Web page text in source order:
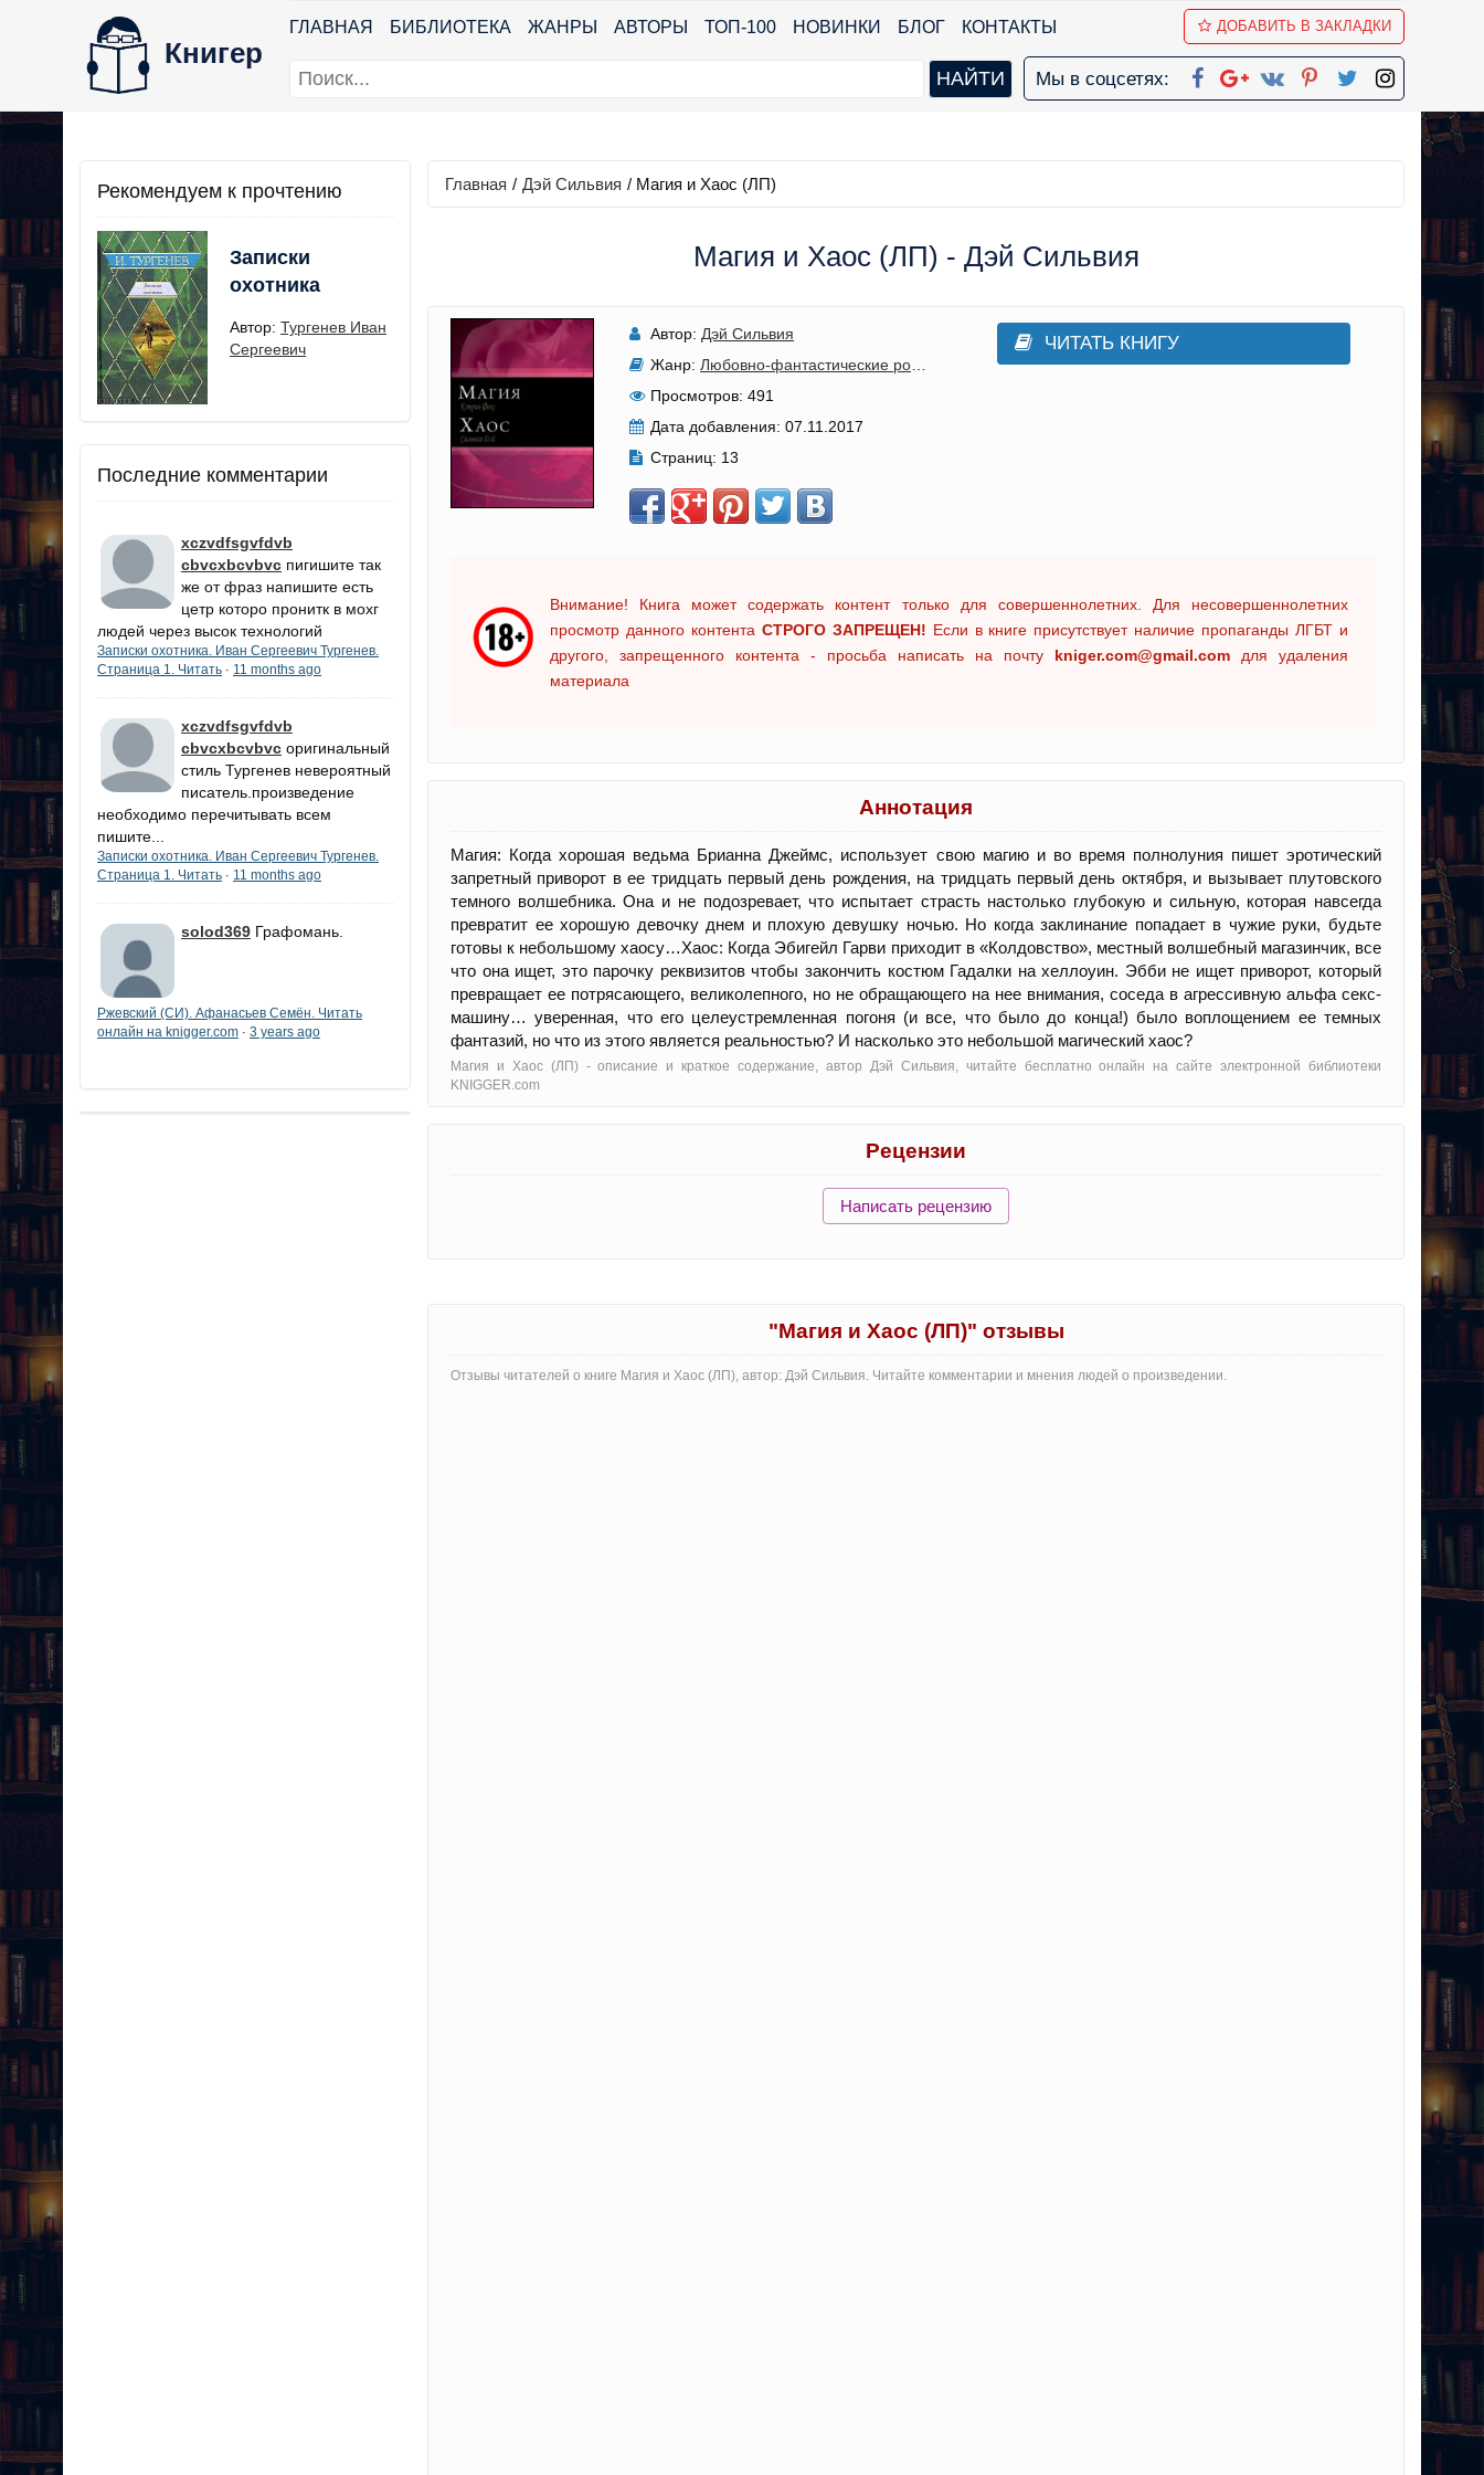
Книгер
ГЛАВНАЯ БИБЛИОТЕКА ЖАНРЫ АВТОРЫ ТОП-100 НОВИНКИ БЛОГ КОНТАКТЫ ДОБАВИТЬ В ЗАКЛАДКИ
Мы в соцсетях:
Рекомендуем к прочтению
Записки
охотника
Автор: Тургенев Иван
Сергеевич
Последние комментарии
xczvdfsgvfdvb
cbvcxbcvbvc пигишите так
же от фраз напишите есть
цетр которо пронитк в мохг
людей через высок технологий
Записки охотника. Иван Сергеевич Тургенев.
Страница 1. Читать · 11 months ago
xczvdfsgvfdvb
cbvcxbcvbvc оригинальный
стиль Тургенев невероятный
писатель.произведение
необходимо перечитывать всем
пишите...
Записки охотника. Иван Сергеевич Тургенев.
Страница 1. Читать · 11 months ago
solod369 Графомань.
Ржевский (СИ). Афанасьев Семён. Читать
онлайн на knigger.com · 3 years ago
Главная / Дэй Сильвия / Магия и Хаос (ЛП)
Магия и Хаос (ЛП) - Дэй Сильвия
Автор: Дэй Сильвия
Жанр: Любовно-фантастические романы
Просмотров: 491
Дата добавления: 07.11.2017
Страниц: 13
ЧИТАТЬ КНИГУ
Внимание! Книга может содержать контент только для совершеннолетних. Для несовершеннолетних
просмотр данного контента СТРОГО ЗАПРЕЩЕН! Если в книге присутствует наличие пропаганды ЛГБТ и
другого, запрещенного контента - просьба написать на почту kniger.com@gmail.com для удаления
материала
Аннотация
Магия: Когда хорошая ведьма Брианна Джеймс, использует свою магию и во время полнолуния пишет эротический
запретный приворот в ее тридцать первый день рождения, на тридцать первый день октября, и вызывает плутовского
темного волшебника. Она и не подозревает, что испытает страсть настолько глубокую и сильную, которая навсегда
превратит ее хорошую девочку днем и плохую девушку ночью. Но когда заклинание попадает в чужие руки, будьте
готовы к небольшому хаосу…Хаос: Когда Эбигейл Гарви приходит в «Колдовство», местный волшебный магазинчик, все
что она ищет, это парочку реквизитов чтобы закончить костюм Гадалки на хеллоуин. Эбби не ищет приворот, который
превращает ее потрясающего, великолепного, но не обращающего на нее внимания, соседа в агрессивную альфа секс-
машину… уверенная, что его целеустремленная погоня (и все, что было до конца!) было воплощением ее темных
фантазий, но что из этого является реальностью? И насколько это небольшой магический хаос?
Магия и Хаос (ЛП) - oписание и краткое содержание, автор Дэй Сильвия, читайте бесплатно онлайн на сайте электронной библиотеки
KNIGGER.com
Рецензии
Написать рецензию
"Магия и Хаос (ЛП)" отзывы
Отзывы читателей о книге Магия и Хаос (ЛП), автор: Дэй Сильвия. Читайте комментарии и мнения людей о произведении.